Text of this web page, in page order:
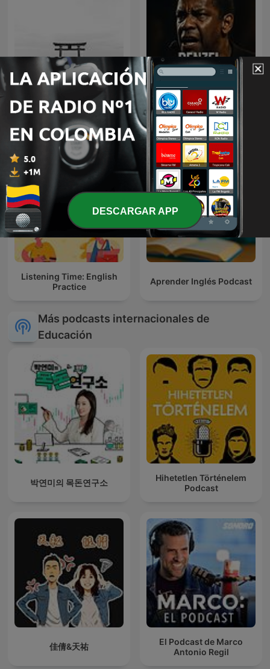
Música Zen para relajarse
y meditar || Conecta con
uno mismo
Denzel Washington
Motivational Speech
Listening Time: English
Practice
Aprender Inglés Podcast
Más podcasts internacionales de
Educación
박연미의 목돈연구소
Hihetetlen Történelem
Podcast
佳倩&天祐
El Podcast de Marco
Antonio Regil
DESCARGAR APP